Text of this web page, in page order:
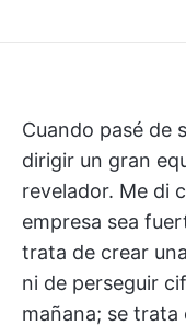
Cuando pasé de
dirigir un gran
revelador. Me di
empresa sea
trata de crear
ni de perseguir
mañana; se trata